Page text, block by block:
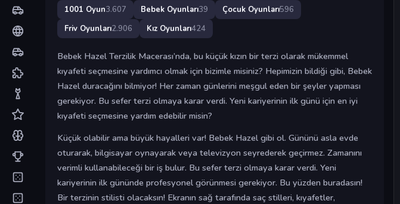
1001 Oyun3.607 Bebek Oyunları39 Çocuk Oyunları596
Friv Oyunları2.906 Kız Oyunları424
Bebek Hazel Terzilik Macerası’nda, bu küçük kızın bir terzi olarak mükemmel
kıyafeti seçmesine yardımcı olmak için bizimle misiniz? Hepimizin bildiği gibi, Bebek
Hazel duracağını bilmiyor! Her zaman günlerini meşgul eden bir şeyler yapması
gerekiyor. Bu sefer terzi olmaya karar verdi. Yeni kariyerinin ilk günü için en iyi
kıyafeti seçmesine yardım edebilir misin?
Küçük olabilir ama büyük hayalleri var! Bebek Hazel gibi ol. Gününü asla evde
oturarak, bilgisayar oynayarak veya televizyon seyrederek geçirmez. Zamanını
verimli kullanabileceği bir iş bulur. Bu sefer terzi olmaya karar verdi. Yeni
kariyerinin ilk gününde profesyonel görünmesi gerekiyor. Bu yüzden buradasın!
Bir terzinin stilisti olacaksın! Ekranın sağ tarafında saç stilleri, kıyafetler,